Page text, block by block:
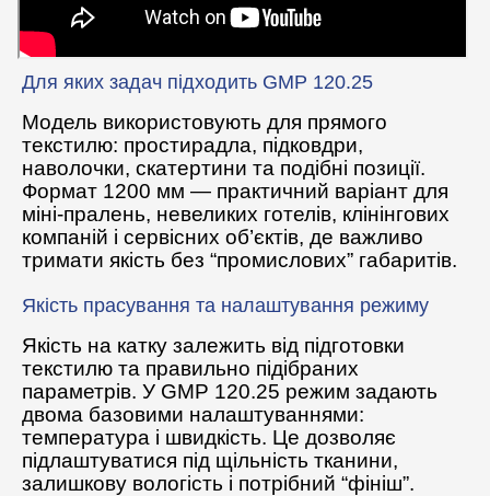
Для яких задач підходить GMP 120.25
Модель використовують для прямого
текстилю: простирадла, підковдри,
наволочки, скатертини та подібні позиції.
Формат 1200 мм — практичний варіант для
міні-пралень, невеликих готелів, клінінгових
компаній і сервісних об’єктів, де важливо
тримати якість без “промислових” габаритів.
Якість прасування та налаштування режиму
Якість на катку залежить від підготовки
текстилю та правильно підібраних
параметрів. У GMP 120.25 режим задають
двома базовими налаштуваннями:
температура і швидкість. Це дозволяє
підлаштуватися під щільність тканини,
залишкову вологість і потрібний “фініш”.